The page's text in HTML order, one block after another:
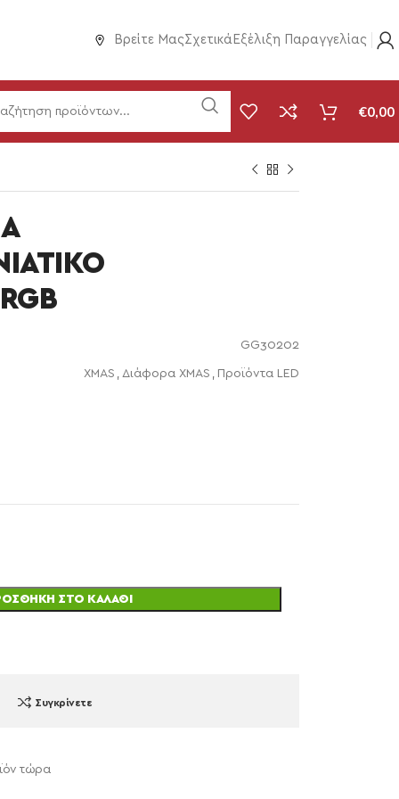
Βρείτε ΜαςΣχετικά Εξέλιξη Παραγγελίας
€0,00
GG30202
XMAS , Διάφορα XMAS , Προϊόντα LED
ΣΤΟ ΚΑΛΆΘΙ
Συγκρίνετε
τώρα